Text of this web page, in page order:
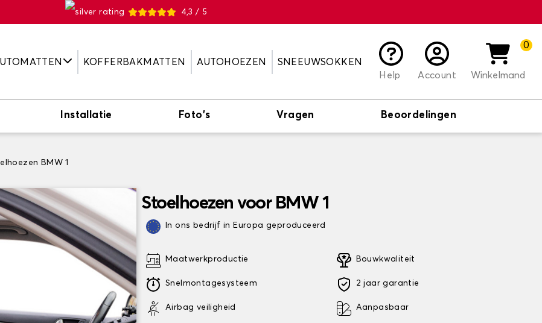
4,3 / 5
KOFFERBAKMATTEN AUTOHOEZEN
SNEEUWSOKKEN
Help
Account
0
Winkelmand
Installatie Foto's Vragen Beoordelingen
BMW 1
Stoelhoezen voor BMW 1
In ons bedrijf in Europa geproduceerd
Maatwerkproductie
Snelmontagesysteem
Airbag veiligheid
Bouwkwaliteit
2 jaar garantie
Aanpasbaar